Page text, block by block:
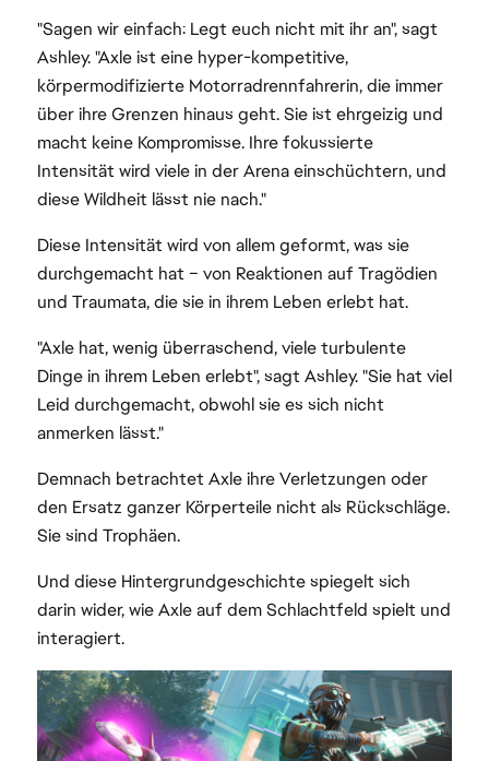
"Sagen wir einfach: Legt euch nicht mit ihr an", sagt
Ashley. "Axle ist eine hyper-kompetitive,
körpermodifizierte Motorradrennfahrerin, die immer
über ihre Grenzen hinaus geht. Sie ist ehrgeizig und
macht keine Kompromisse. Ihre fokussierte
Intensität wird viele in der Arena einschüchtern, und
diese Wildheit lässt nie nach."
Diese Intensität wird von allem geformt, was sie
durchgemacht hat – von Reaktionen auf Tragödien
und Traumata, die sie in ihrem Leben erlebt hat.
"Axle hat, wenig überraschend, viele turbulente
Dinge in ihrem Leben erlebt", sagt Ashley. "Sie hat viel
Leid durchgemacht, obwohl sie es sich nicht
anmerken lässt."
Demnach betrachtet Axle ihre Verletzungen oder
den Ersatz ganzer Körperteile nicht als Rückschläge.
Sie sind Trophäen.
Und diese Hintergrundgeschichte spiegelt sich
darin wider, wie Axle auf dem Schlachtfeld spielt und
interagiert.